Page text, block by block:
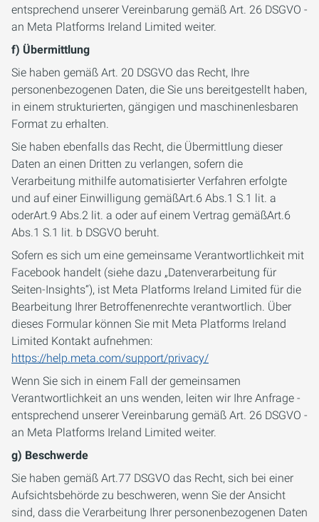
entsprechend unserer Vereinbarung gemäß Art. 26 DSGVO -
an Meta Platforms Ireland Limited weiter.
f) Übermittlung
Sie haben gemäß Art. 20 DSGVO das Recht, Ihre
personenbezogenen Daten, die Sie uns bereitgestellt haben,
in einem strukturierten, gängigen und maschinenlesbaren
Format zu erhalten.
Sie haben ebenfalls das Recht, die Übermittlung dieser
Daten an einen Dritten zu verlangen, sofern die
Verarbeitung mithilfe automatisierter Verfahren erfolgte
und auf einer Einwilligung gemäßArt.6 Abs.1 S.1 lit. a
oderArt.9 Abs.2 lit. a oder auf einem Vertrag gemäßArt.6
Abs.1 S.1 lit. b DSGVO beruht.
Sofern es sich um eine gemeinsame Verantwortlichkeit mit
Facebook handelt (siehe dazu „Datenverarbeitung für
Seiten-Insights“), ist Meta Platforms Ireland Limited für die
Bearbeitung Ihrer Betroffenenrechte verantwortlich. Über
dieses Formular können Sie mit Meta Platforms Ireland
Limited Kontakt aufnehmen:
https://help.meta.com/support/privacy/
Wenn Sie sich in einem Fall der gemeinsamen
Verantwortlichkeit an uns wenden, leiten wir Ihre Anfrage -
entsprechend unserer Vereinbarung gemäß Art. 26 DSGVO -
an Meta Platforms Ireland Limited weiter.
g) Beschwerde
Sie haben gemäß Art.77 DSGVO das Recht, sich bei einer
Aufsichtsbehörde zu beschweren, wenn Sie der Ansicht
sind, dass die Verarbeitung Ihrer personenbezogenen Daten